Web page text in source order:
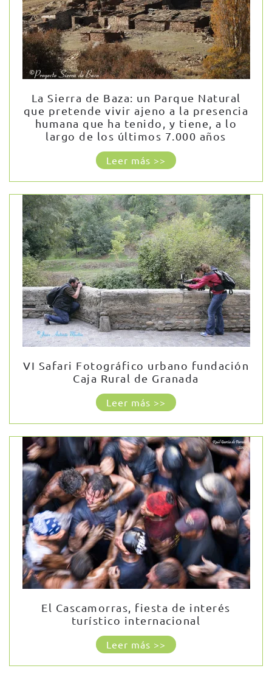
La Sierra de Baza: un Parque Natural
que pretende vivir ajeno a la presencia
humana que ha tenido, y tiene, a lo
largo de los últimos 7.000 años
Leer más >>
VI Safari Fotográfico urbano fundación
Caja Rural de Granada
Leer más >>
El Cascamorras, fiesta de interés
turístico internacional
Leer más >>